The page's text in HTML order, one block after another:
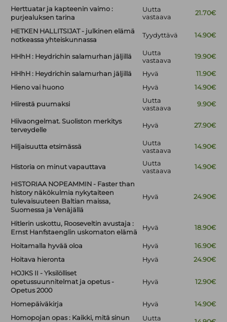
Herttuatar ja kapteenin vaimo :
purjealuksen tarina
Uutta
vastaava
21.70€
HETKEN HALLITSIJAT - julkinen elämä
notkeassa yhteiskunnassa
Tyydyttävä 14.90€
HHhH : Heydrichin salamurhan jäljillä
Uutta
vastaava
19.90€
HHhH : Heydrichin salamurhan jäljillä Hyvä
11.90€
Hieno vai huono
Hyvä 14.90€
Hiirestä puumaksi
Uutta
vastaava
9.90€
Hiivaongelmat. Suoliston merkitys
terveydelle
Hyvä 27.90€
Hiljaisuutta etsimässä
Uutta
vastaava
14.90€
Historia on minut vapauttava
Uutta
vastaava
14.90€
HISTORIAA NOPEAMMIN - Faster than
history näkökulmia nykytaiteen
tulevaisuuteen Baltian maissa,
Suomessa ja Venäjällä
Hyvä 24.90€
Hitlerin uskottu, Rooseveltin avustaja :
Ernst Hanfstaenglin uskomaton elämä
Hyvä 18.90€
Hoitamalla hyvää oloa Hyvä
16.90€
Hoitava hieronta
Hyvä
24.90€
HOJKS II - Yksilölliset
opetussuunnitelmat ja opetus -
Opetus 2000
Hyvä 12.90€
Homepäiväkirja Hyvä
14.90€
Homopojan opas : Kaikki, mitä sinun
Uutta